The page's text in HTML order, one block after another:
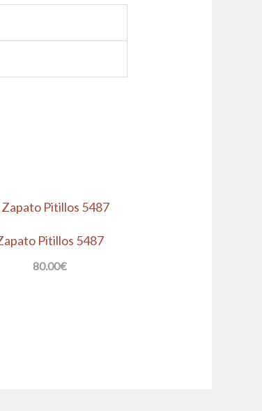
Pitillos 5487
80.00€